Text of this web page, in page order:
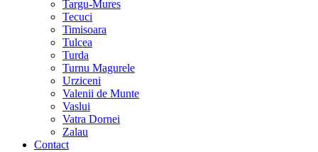
Targu-Mures
Tecuci
Timisoara
Tulcea
Turda
Turnu Magurele
Urziceni
Valenii de Munte
Vaslui
Vatra Dornei
Zalau
Contact